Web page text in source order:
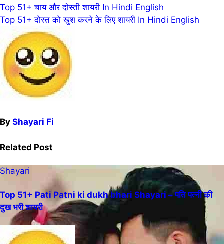
Post
navigation
Top 51+ चाय और दोस्ती शायरी In Hindi English
Top 51+ दोस्त को खुश करने के लिए शायरी In Hindi English
By Shayari Fi
Related Post
Shayari
Top 51+ Pati Patni ki dukh bhari Shayari – पति पत्नी की
दुख भरी शायरी